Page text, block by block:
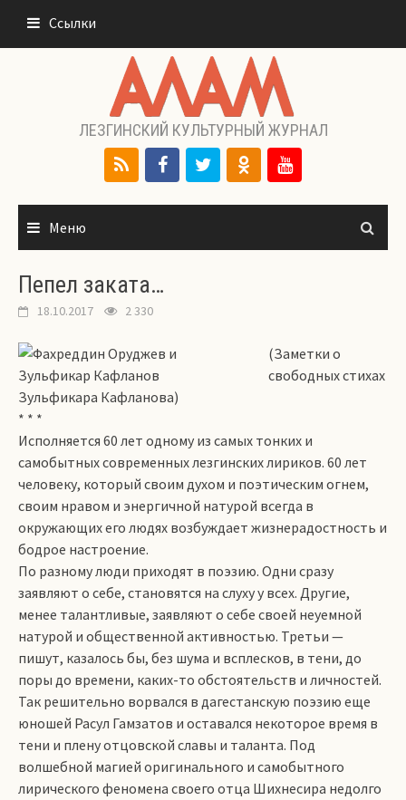
содержимому
Ссылки
ЛЕЗГИНСКИЙ КУЛЬТУРНЫЙ ЖУРНАЛ
Меню
Пепел заката…
18.10.2017 2 330
(Заметки о
свободных стихах
Зульфикара Кафланова)
* * *
Исполняется 60 лет одному из самых тонких и
самобытных современных лезгинских лириков. 60 лет
человеку, который своим духом и поэтическим огнем,
своим нравом и энергичной натурой всегда в
окружающих его людях возбуждает жизнерадостность и
бодрое настроение.
По разному люди приходят в поэзию. Одни сразу
заявляют о себе, становятся на слуху у всех. Другие,
менее талантливые, заявляют о себе своей неуемной
натурой и общественной активностью. Третьи —
пишут, казалось бы, без шума и всплесков, в тени, до
поры до времени, каких-то обстоятельств и личностей.
Так решительно ворвался в дагестанскую поэзию еще
юношей Расул Гамзатов и оставался некоторое время в
тени и плену отцовской славы и таланта. Под
волшебной магией оригинального и самобытного
лирического феномена своего отца Шихнесира недолго